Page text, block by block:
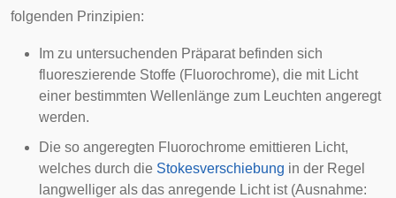
folgenden Prinzipien:
Im zu untersuchenden Präparat befinden sich
fluoreszierende Stoffe (Fluorochrome), die mit Licht
einer bestimmten Wellenlänge zum Leuchten angeregt
werden.
Die so angeregten Fluorochrome emittieren Licht,
welches durch die Stokesverschiebung in der Regel
langwelliger als das anregende Licht ist (Ausnahme: